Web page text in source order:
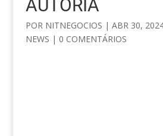
AUTORIA
POR NITNEGOCIOS | ABR 30,
NEWS | 0 COMENTÁRIOS